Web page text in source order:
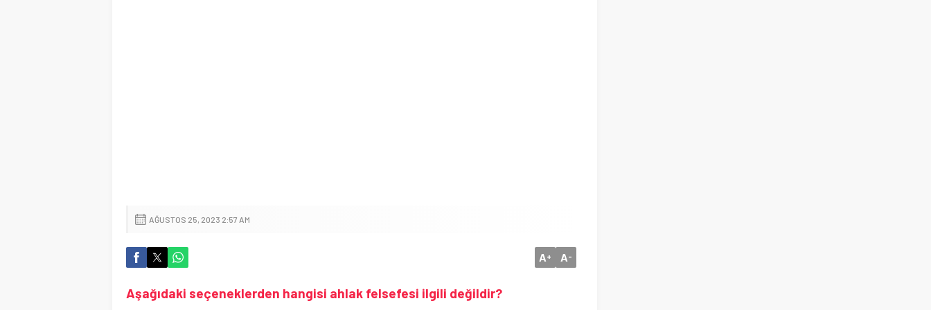
AĞUSTOS 25, 2023 2:57 AM
A+ A-
Aşağıdaki seçeneklerden hangisi ahlak felsefesi ilgili değildir?